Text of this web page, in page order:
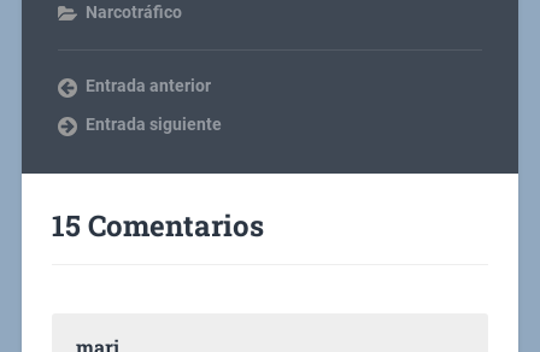
Narcotráfico
Entrada anterior
Entrada siguiente
15 Comentarios
mari